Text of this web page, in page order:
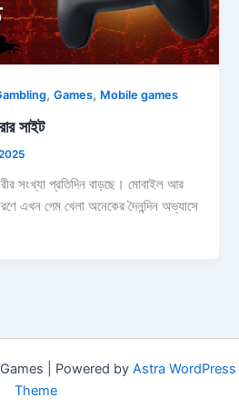
,Games, Mobile games
সাইট
সংখ্যা প্রতিদিন বাড়ছে। মোবাইল আর
এখন গেম খেলা অনেকের দৈনন্দিন অভ্যাসে
| Powered by Astra WordPress
Theme